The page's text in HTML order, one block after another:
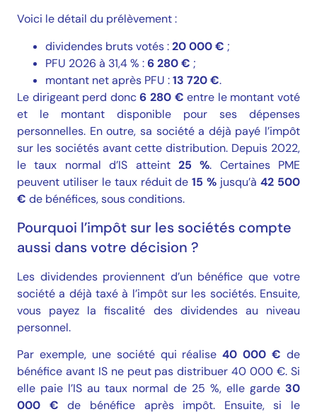
Voici le détail du prélèvement :
dividendes bruts votés :20 000 € ;
PFU 2026 à 31,4 % :6 280 € ;
montant net après PFU :13 720 €.
Le dirigeant perd donc6 280 € entre le montant voté
et le montant disponible pour ses dépenses
personnelles. En outre, sa société a déjà payé l’impôt
sur les sociétés avant cette distribution. Depuis 2022,
le taux normal d’IS atteint 25 %. Certaines PME
peuvent utiliser le taux réduit de15 % jusqu’à42 500
€ de bénéfices, sous conditions.
Pourquoi l’impôt sur les sociétés compte
aussi dans votre décision ?
Les dividendes proviennent d’un bénéfice que votre
société a déjà taxé à l’impôt sur les sociétés. Ensuite,
vous payez la fiscalité des dividendes au niveau
personnel.
Par exemple, une société qui réalise40 000 € de
bénéfice avant IS ne peut pas distribuer 40 000 €. Si
elle paie l’IS au taux normal de 25 %, elle garde 30
000 € de bénéfice après impôt. Ensuite, si le